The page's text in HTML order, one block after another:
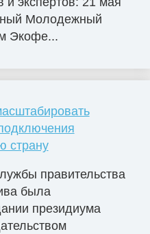
Молодежный
Экофе...
страну
правительства
была
президиума